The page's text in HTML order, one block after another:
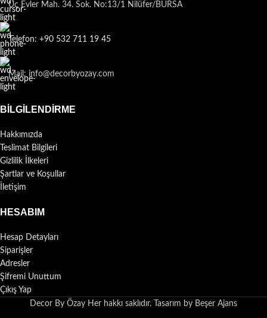
Üç Evler Mah. 34. Sok. No:13/1 Nilüfer/BURSA
Telefon: +90 532 711 19 45
Mail: info@decorbyozay.com
BILGILENDIRME
Hakkımızda
Teslimat Bilgileri
Gizlilik İlkeleri
Şartlar ve Koşullar
İletişim
HESABIM
Hesap Detayları
Siparişler
Adresler
Şifremi Unuttum
Çıkış Yap
Decor By Özay Her hakkı saklıdır. Tasarım by Beşer Ajans